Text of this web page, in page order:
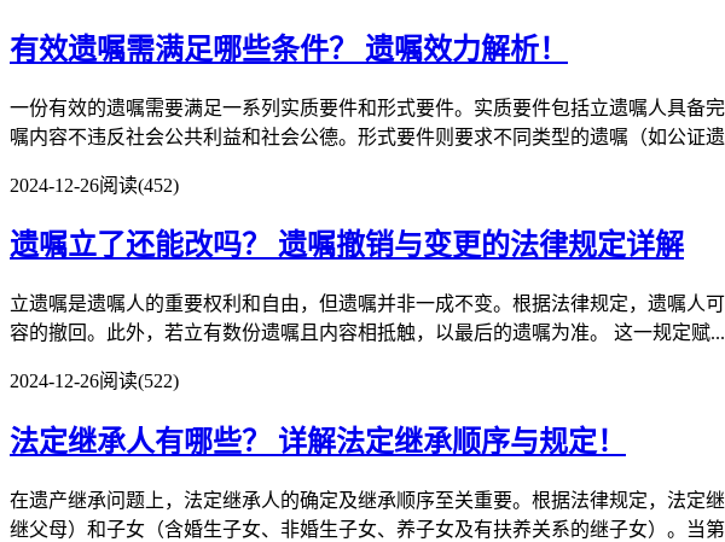
有效遗嘱需满足哪些条件？ 遗嘱效力解析！
一份有效的遗嘱需要满足一系列实质要件和形式要件。实质要件包括立遗嘱人具
嘱内容不违反社会公共利益和社会公德。形式要件则要求不同类型的遗嘱（如公证
2024-12-26阅读(452)
遗嘱立了还能改吗？ 遗嘱撤销与变更的法律规定详解
立遗嘱是遗嘱人的重要权利和自由，但遗嘱并非一成不变。根据法律规定，遗嘱
容的撤回。此外，若立有数份遗嘱且内容相抵触，以最后的遗嘱为准。 这一规定赋...
2024-12-26阅读(522)
法定继承人有哪些？ 详解法定继承顺序与规定！
在遗产继承问题上，法定继承人的确定及继承顺序至关重要。根据法律规定，法
继父母）和子女（含婚生子女、非婚生子女、养子女及有扶养关系的继子女）。当